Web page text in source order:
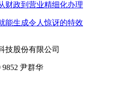
财政到营业精细化办理
能生成令人惊讶的特效
9852 尹群华